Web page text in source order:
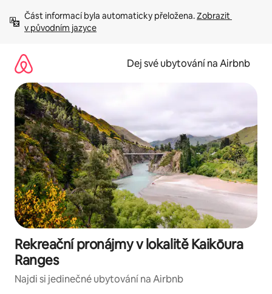
obsah
Část informací byla automaticky přeložena. Zobrazit
v původním jazyce
Dej své ubytování na Airbnb
Rekreační pronájmy v lokalitě Kaikōura
Ranges
Najdi si jedinečné ubytování na Airbnb